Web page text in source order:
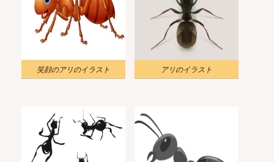
笑顔のアリのイラスト アリのイラスト